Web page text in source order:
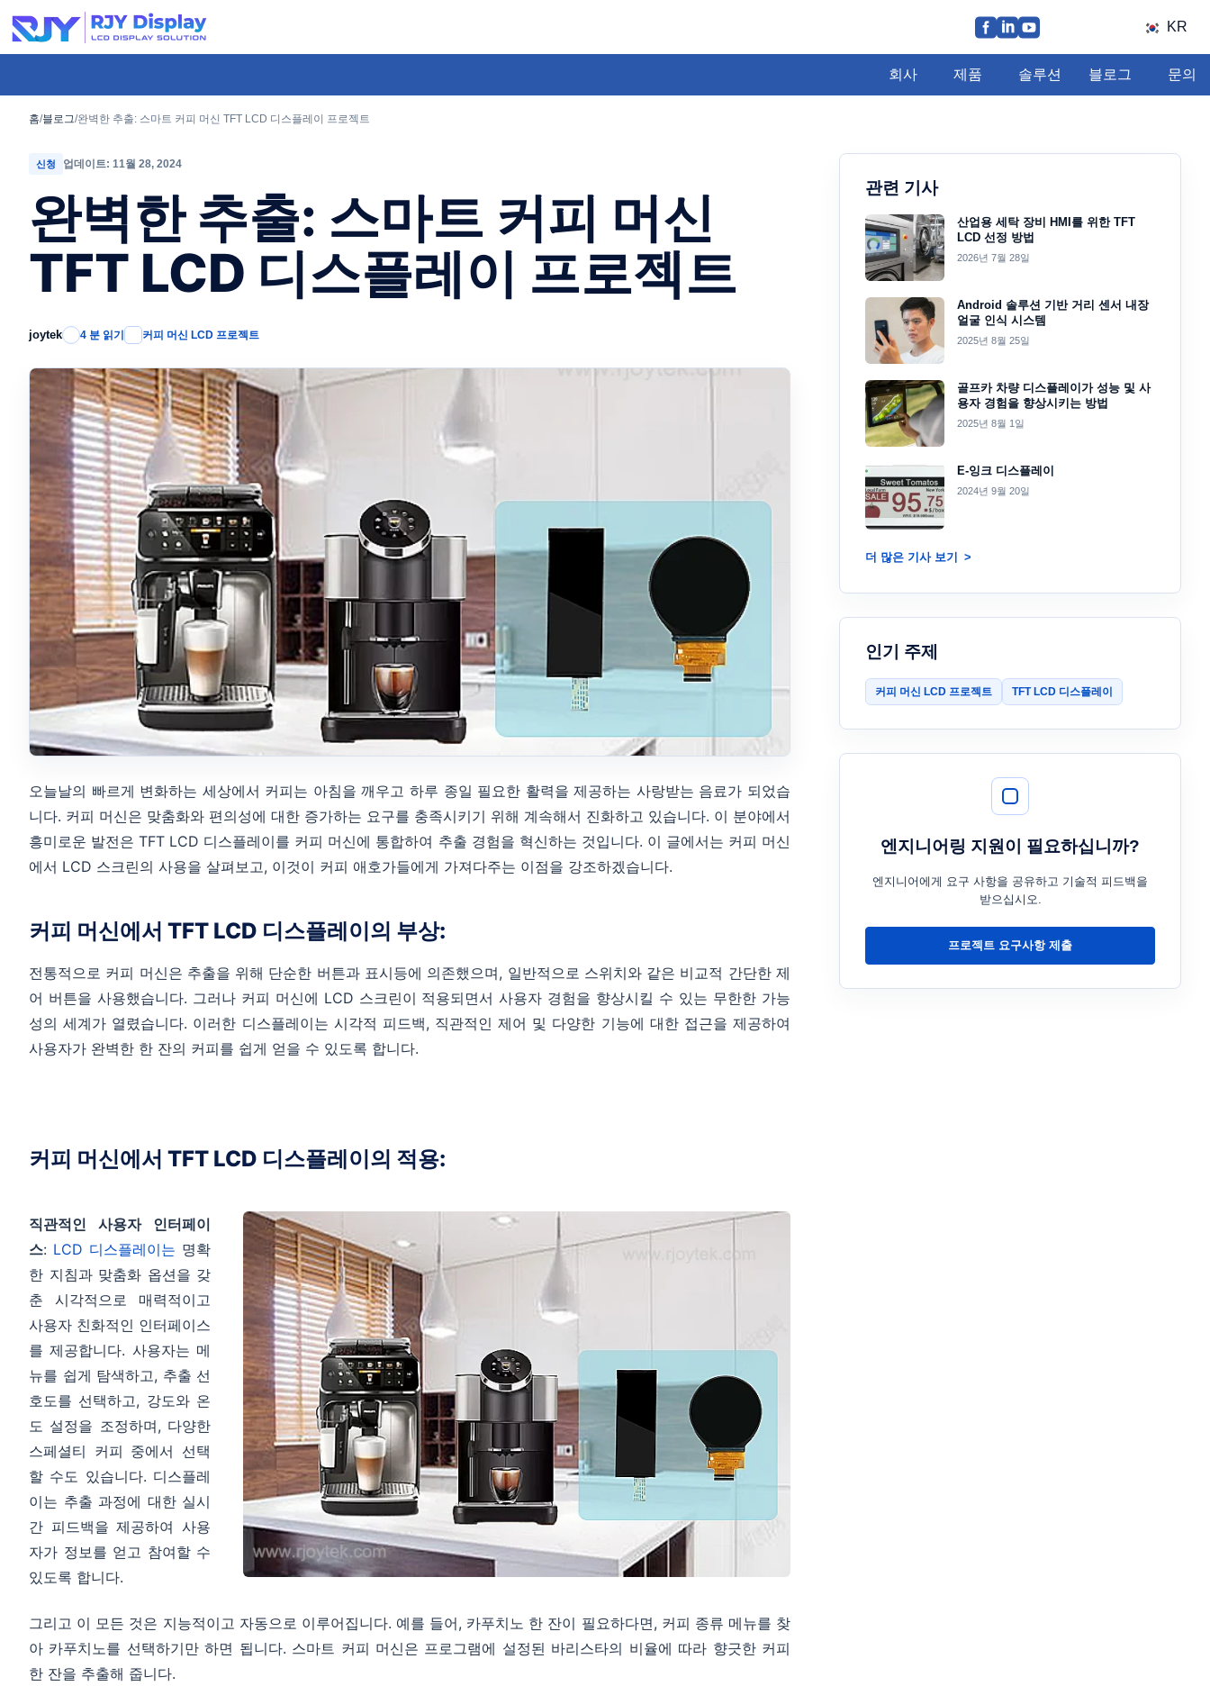
콘
텐
로
KR
회사 제품 솔루션 블로그 문의
홈/블로그/완벽한 추출: 스마트 커피 머신 TFT LCD 디스플레이 프로젝트
신청 업데이트: 11월 28, 2024
완벽한 추출: 스마트 커피 머신
TFT LCD 디스플레이 프로젝트
joytek 4 분 읽기 커피 머신 LCD 프로젝트
오늘날의 빠르게 변화하는 세상에서 커피는 아침을 깨우고 하루 종일 필요한 활력을 제공하는 사랑받는 음료가 되었습
니다. 커피 머신은 맞춤화와 편의성에 대한 증가하는 요구를 충족시키기 위해 계속해서 진화하고 있습니다. 이 분야에서
흥미로운 발전은 TFT LCD 디스플레이를 커피 머신에 통합하여 추출 경험을 혁신하는 것입니다. 이 글에서는 커피 머신
에서 LCD 스크린의 사용을 살펴보고, 이것이 커피 애호가들에게 가져다주는 이점을 강조하겠습니다.
커피 머신에서 TFT LCD 디스플레이의 부상:
전통적으로 커피 머신은 추출을 위해 단순한 버튼과 표시등에 의존했으며, 일반적으로 스위치와 같은 비교적 간단한 제
어 버튼을 사용했습니다. 그러나 커피 머신에 LCD 스크린이 적용되면서 사용자 경험을 향상시킬 수 있는 무한한 가능
성의 세계가 열렸습니다. 이러한 디스플레이는 시각적 피드백, 직관적인 제어 및 다양한 기능에 대한 접근을 제공하여
사용자가 완벽한 한 잔의 커피를 쉽게 얻을 수 있도록 합니다.
커피 머신에서 TFT LCD 디스플레이의 적용:
직관적인 사용자 인터페이
스: LCD 디스플레이는 명확
한 지침과 맞춤화 옵션을 갖
춘 시각적으로 매력적이고
사용자 친화적인 인터페이스
를 제공합니다. 사용자는 메
뉴를 쉽게 탐색하고, 추출 선
호도를 선택하고, 강도와 온
도 설정을 조정하며, 다양한
스페셜티 커피 중에서 선택
할 수도 있습니다. 디스플레
이는 추출 과정에 대한 실시
간 피드백을 제공하여 사용
자가 정보를 얻고 참여할 수
있도록 합니다.
그리고 이 모든 것은 지능적이고 자동으로 이루어집니다. 예를 들어, 카푸치노 한 잔이 필요하다면, 커피 종류 메뉴를 찾
아 카푸치노를 선택하기만 하면 됩니다. 스마트 커피 머신은 프로그램에 설정된 바리스타의 비율에 따라 향긋한 커피
한 잔을 추출해 줍니다.
관련 기사
산업용 세탁 장비 HMI를 위한 TFT
LCD 선정 방법
2026년 7월 28일
Android 솔루션 기반 거리 센서 내장
얼굴 인식 시스템
2025년 8월 25일
골프카 차량 디스플레이가 성능 및 사
용자 경험을 향상시키는 방법
2025년 8월 1일
E-잉크 디스플레이
2024년 9월 20일
더 많은 기사 보기
인기 주제
커피 머신 LCD 프로젝트 TFT LCD 디스플레이
엔지니어링 지원이 필요하십니까?
엔지니어에게 요구 사항을 공유하고 기술적 피드백을
받으십시오.
프로젝트 요구사항 제출